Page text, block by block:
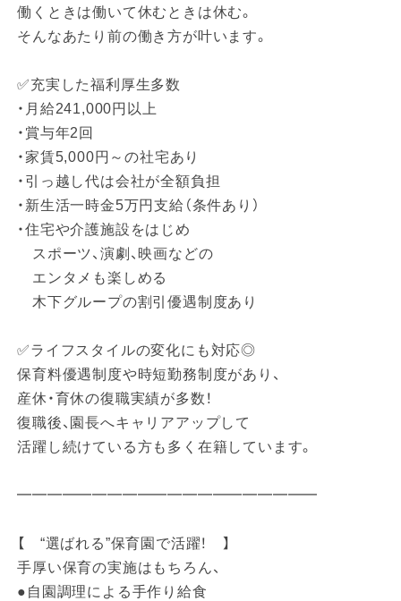
働くときは働いて休むときは休む。
そんなあたり前の働き方が叶います。
✅充実した福利厚生多数
・月給241,000円以上
・賞与年2回
・家賃5,000円～の社宅あり
・引っ越し代は会社が全額負担
・新生活一時金5万円支給（条件あり）
・住宅や介護施設をはじめ
スポーツ、演劇、映画などの
エンタメも楽しめる
木下グループの割引優遇制度あり
✅ライフスタイルの変化にも対応◎
保育料優遇制度や時短勤務制度があり、
産休・育休の復職実績が多数！
復職後、園長へキャリアアップして
活躍し続けている方も多く在籍しています。
━━━━━━━━━━━━━━━━━━━━
【 “選ばれる”保育園で活躍！ 】
手厚い保育の実施はもちろん、
●自園調理による手作り給食